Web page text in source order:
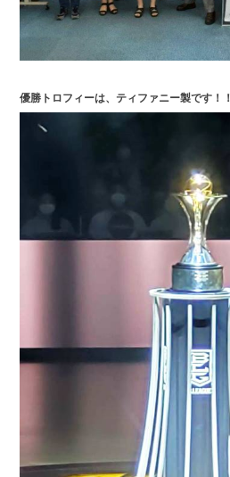
優勝トロフィーは、ティファニー製です！！